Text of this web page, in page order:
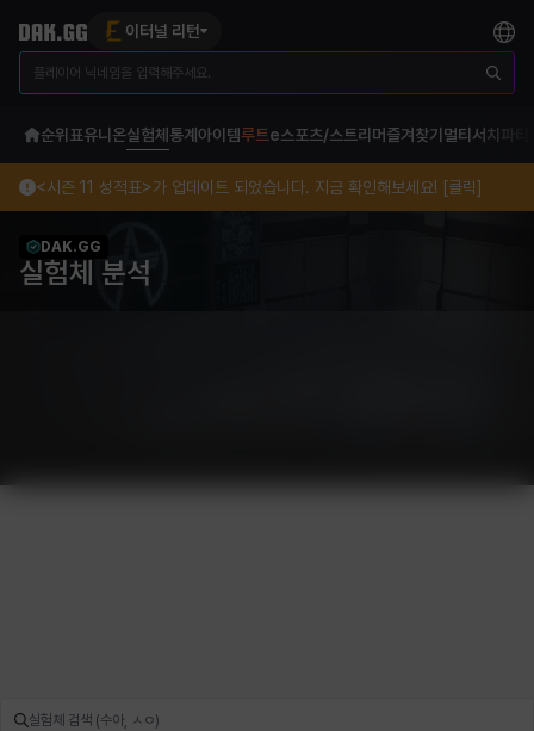
이터널 리턴
순위표유니온실험체 통계 아이템루트e스포츠/스트리머 즐겨찾기 멀티서치 파티
<시즌 11 성적표>가 업데이트 되었습니다. 지금 확인해보세요! [클릭]
DAK.GG
실험체 분석